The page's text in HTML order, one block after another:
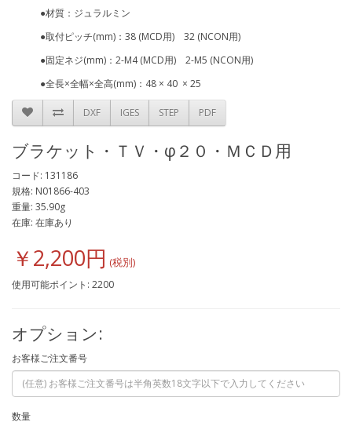
●材質：ジュラルミン
●取付ピッチ(mm)：38 (MCD用) 32 (NCON用)
●固定ネジ(mm)：2-M4 (MCD用) 2-M5 (NCON用)
●全長×全幅×全高(mm)：48 × 40 × 25
DXF IGES STEP PDF
ブラケット・ＴＶ・φ２０・ＭＣＤ用
コード: 131186
規格: N01866-403
重量: 35.90g
在庫: 在庫あり
￥2,200円
使用可能ポイント: 2200
オプション:
お客様ご注文番号
数量